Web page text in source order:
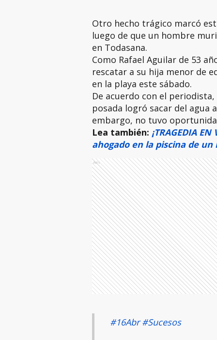
Otro hecho trágico marcó
luego de que un hombre
en Todasana.
Como Rafael Aguilar de 53
rescatar a su hija menor de
en la playa este sábado.
De acuerdo con el
posada logró sacar del agua
embargo, no tuvo
Lea también: ¡TRAGEDIA
ahogado en la piscina de un
Ads
#16Abr #Sucesos